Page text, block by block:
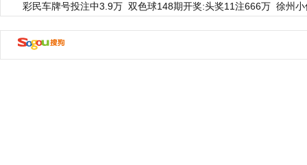
彩民车牌号投注中3.9万 双色球148期开奖:头奖11注666万 徐州